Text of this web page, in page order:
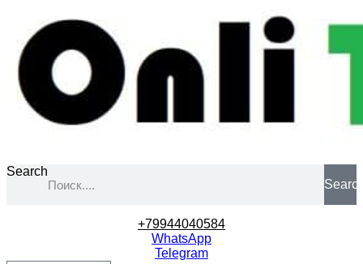
Search
+79944040584
WhatsApp
Telegram